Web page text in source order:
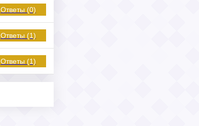
Ответы (0)
Ответы (1)
Ответы (1)